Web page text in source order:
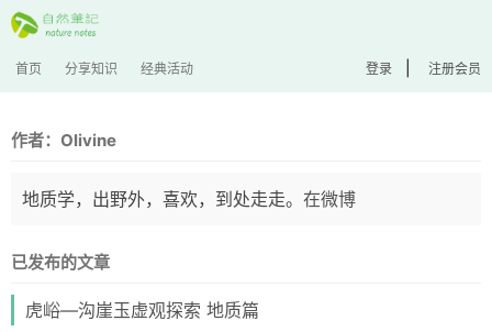
首页 分享知识 经典活动 登录 注册会员
作者：Olivine
地质学，出野外，喜欢，到处走走。 在微博
已发布的文章
虎峪—沟崖玉虚观探索 地质篇